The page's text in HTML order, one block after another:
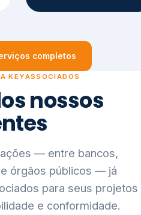
completos
KEYASSOCIADOS
nossos
— entre bancos,
órgãos públicos — já
para seus projetos
e conformidade.